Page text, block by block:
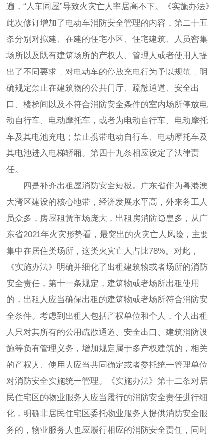
遍，“人车同屋”导致火灾亡人率居高不下。《实施办法》
此次修订增加了电动车消防安全管理的内容，第二十五
条分别对拟建、在建的住宅小区、住宅建筑、人员密集
场所以及既有建筑场所的产权人、管理人或者使用人提
出了不同要求，对电动车的停放充电行为予以规范，明
确规定禁止在建筑物的公共门厅、疏散通道、安全出
口、楼梯间以及不符合消防安全条件的室内场所停放电
动自行车、电动摩托车，或者为电动自行车、电动摩托
车及其电池充电；禁止携带电动自行车、电动摩托车及
其电池进入电梯轿厢。第四十九条相应设定了法律责
任。
四是补齐出租屋消防安全短板。广东省作为粤港澳
大湾区建设的核心地带，经济发展水平高，外来务工人
员众多，房屋租赁市场庞大，出租房消防隐患多，从广
东省2021年火灾形势看，最突出的火灾亡人风险，主要
集中在居住类场所，这类火灾亡人占比78%。对此，
《实施办法》明确并细化了出租建筑物或者场所的消防
安全责任，第十一条规定，建筑物或者场所出租使用
的，出租人应当确保出租的建筑物或者场所符合消防安
全条件。考虑到出租人包括产权单位和个人，个人出租
人只对其所有的公用疏散通道、安全出口、建筑消防设
施等负有管理义务，增加规定属于多产权建筑的，相关
的产权人、使用人应当共同确定或者委托统一管理单位
对消防安全实施统一管理。《实施办法》第十二条对居
民住宅区的物业服务人应当履行的消防安全责任进行细
化，明确非居民住宅区委托物业服务人提供消防安全服
务的，物业服务人也应履行相应的消防安全责任，同时